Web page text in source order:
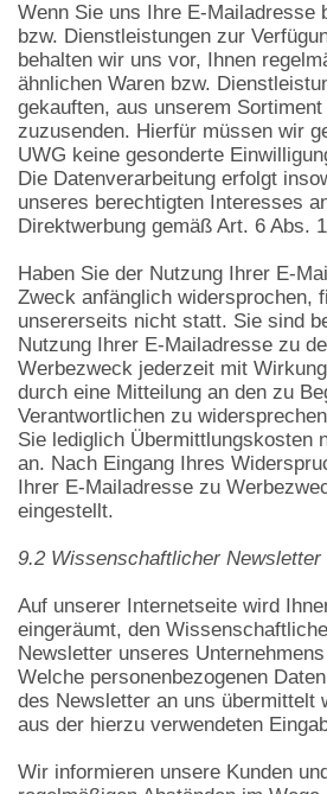
Wenn Sie uns Ihre E-Mailadresse
bzw. Dienstleistungen zur
behalten wir uns vor, Ihnen
ähnlichen Waren bzw.
gekauften, aus unserem
zuzusenden. Hierfür müssen wir
UWG keine gesonderte
Die Datenverarbeitung erfolgt
unseres berechtigten Interesses
Direktwerbung gemäß Art. 6 Abs.
Haben Sie der Nutzung Ihrer E-
Zweck anfänglich widersprochen,
unsererseits nicht statt. Sie sind
Nutzung Ihrer E-Mailadresse zu
Werbezweck jederzeit mit
durch eine Mitteilung an den zu
Verantwortlichen zu
Sie lediglich Übermittlungskosten
an. Nach Eingang Ihres
Ihrer E-Mailadresse zu
eingestellt.
9.2 Wissenschaftlicher Newsletter
Auf unserer Internetseite wird
eingeräumt, den
Newsletter unseres
Welche personenbezogenen
des Newsletter an uns übermittelt
aus der hierzu verwendeten
Wir informieren unsere Kunden